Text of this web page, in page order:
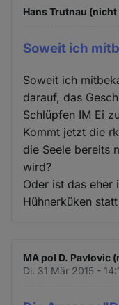
Hans Trutnau
Soweit ich
Soweit ich
darauf, das
Schlüpfen IM Ei
Kommt jetzt die
die Seele bereits
wird?
Oder ist das eher
Hühnerküken
MA pol D. Pavlovic
Di. 31 Mär 2015 -